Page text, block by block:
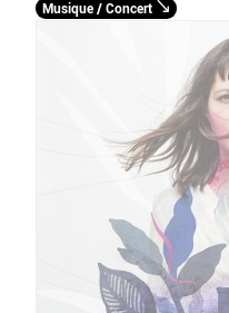
Musique / Concert